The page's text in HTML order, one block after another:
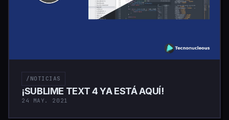
/NOTICIAS
¡SUBLIME TEXT 4 YA ESTÁ AQUÍ!
24 MAY. 2021